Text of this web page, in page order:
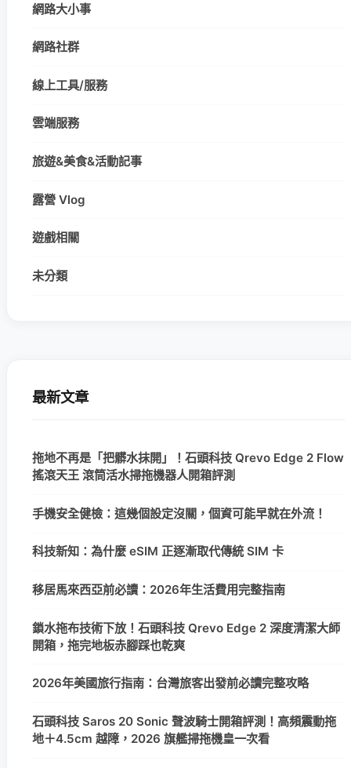
網路大小事
網路社群
線上工具/服務
雲端服務
旅遊&美食&活動記事
露營 Vlog
遊戲相關
未分類
最新文章
拖地不再是「把髒水抹開」！石頭科技 Qrevo Edge 2 Flow
搖滾天王 滾筒活水掃拖機器人開箱評測
手機安全健檢：這幾個設定沒關，個資可能早就在外流！
科技新知：為什麼 eSIM 正逐漸取代傳統 SIM 卡
移居馬來西亞前必讀：2026年生活費用完整指南
鎖水拖布技術下放！石頭科技 Qrevo Edge 2 深度清潔大師
開箱，拖完地板赤腳踩也乾爽
2026年美國旅行指南：台灣旅客出發前必讀完整攻略
石頭科技 Saros 20 Sonic 聲波騎士開箱評測！高頻震動拖
地＋4.5cm 越障，2026 旗艦掃拖機皇一次看